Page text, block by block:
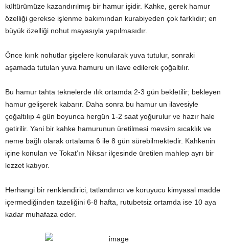
kültürümüze kazandırılmış bir hamur işidir. Kahke, gerek hamur
özelliği gerekse işlenme bakımından kurabiyeden çok farklıdır; en
büyük özelliği nohut mayasıyla yapılmasıdır.
Önce kırık nohutlar şişelere konularak yuva tutulur, sonraki
aşamada tutulan yuva hamuru un ilave edilerek çoğaltılır.
Bu hamur tahta teknelerde ılık ortamda 2-3 gün bekletilir; bekleyen
hamur gelişerek kabarır. Daha sonra bu hamur un ilavesiyle
çoğaltılıp 4 gün boyunca hergün 1-2 saat yoğurulur ve hazır hale
getirilir. Yani bir kahke hamurunun üretilmesi mevsim sıcaklık ve
neme bağlı olarak ortalama 6 ile 8 gün sürebilmektedir. Kahkenin
içine konulan ve Tokat’ın Niksar ilçesinde üretilen mahlep ayrı bir
lezzet katıyor.
Herhangi bir renklendirici, tatlandırıcı ve koruyucu kimyasal madde
içermediğinden tazeliğini 6-8 hafta, rutubetsiz ortamda ise 10 aya
kadar muhafaza eder.